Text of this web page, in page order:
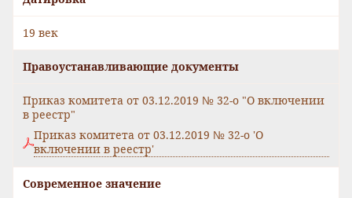
19 век
Правоустанавливающие документы
Приказ комитета от 03.12.2019 № 32-о "О включении
в реестр"
Приказ комитета от 03.12.2019 № 32-о 'О
включении в реестр'
Современное значение